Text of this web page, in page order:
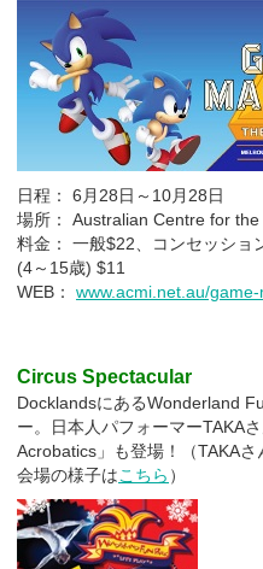
日程： 6月28日～10月28日
場所： Australian Centre for
料金： 一般$22、コンセッシ
(4～15歳) $11
WEB： www.acmi.net.au/
Circus Spectacular
DocklandsにあるWonderland
ー。日本人パフォーマーTAKA
Acrobatics」も登場！（TAKA
会場の様子はこちら ）